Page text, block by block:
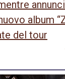
album
del tour